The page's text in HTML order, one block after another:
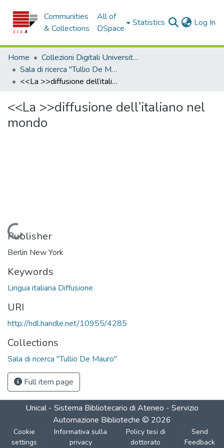
Communities
& Collections
All of
DSpace
Statistics Log In
Home
Collezioni Digitali Università della Calabria
Sala di ricerca "Tullio De Mauro"
<<La >>diffusione dell’italiano nel mondo
<<La >>diffusione dell’italiano nel
mondo
Loading...
Publisher
Berlin New York
Keywords
Lingua italiana Diffusione
URI
http://hdl.handle.net/10955/4285
Collections
Sala di ricerca "Tullio De Mauro"
Full item page
Unical - Sistema Bibliotecario di Ateneo - Servizio
Automazione Biblioteche © 2026
Cookie
settings
Informativa sulla
privacy
Policy tesi di
dottorato
Send
Feedback